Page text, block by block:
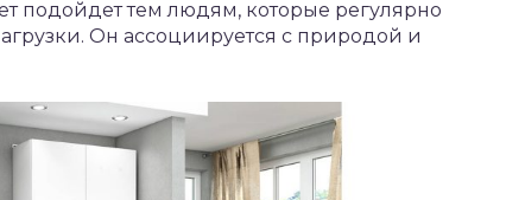
подойдет тем людям, которые регулярно
Он ассоциируется с природой и